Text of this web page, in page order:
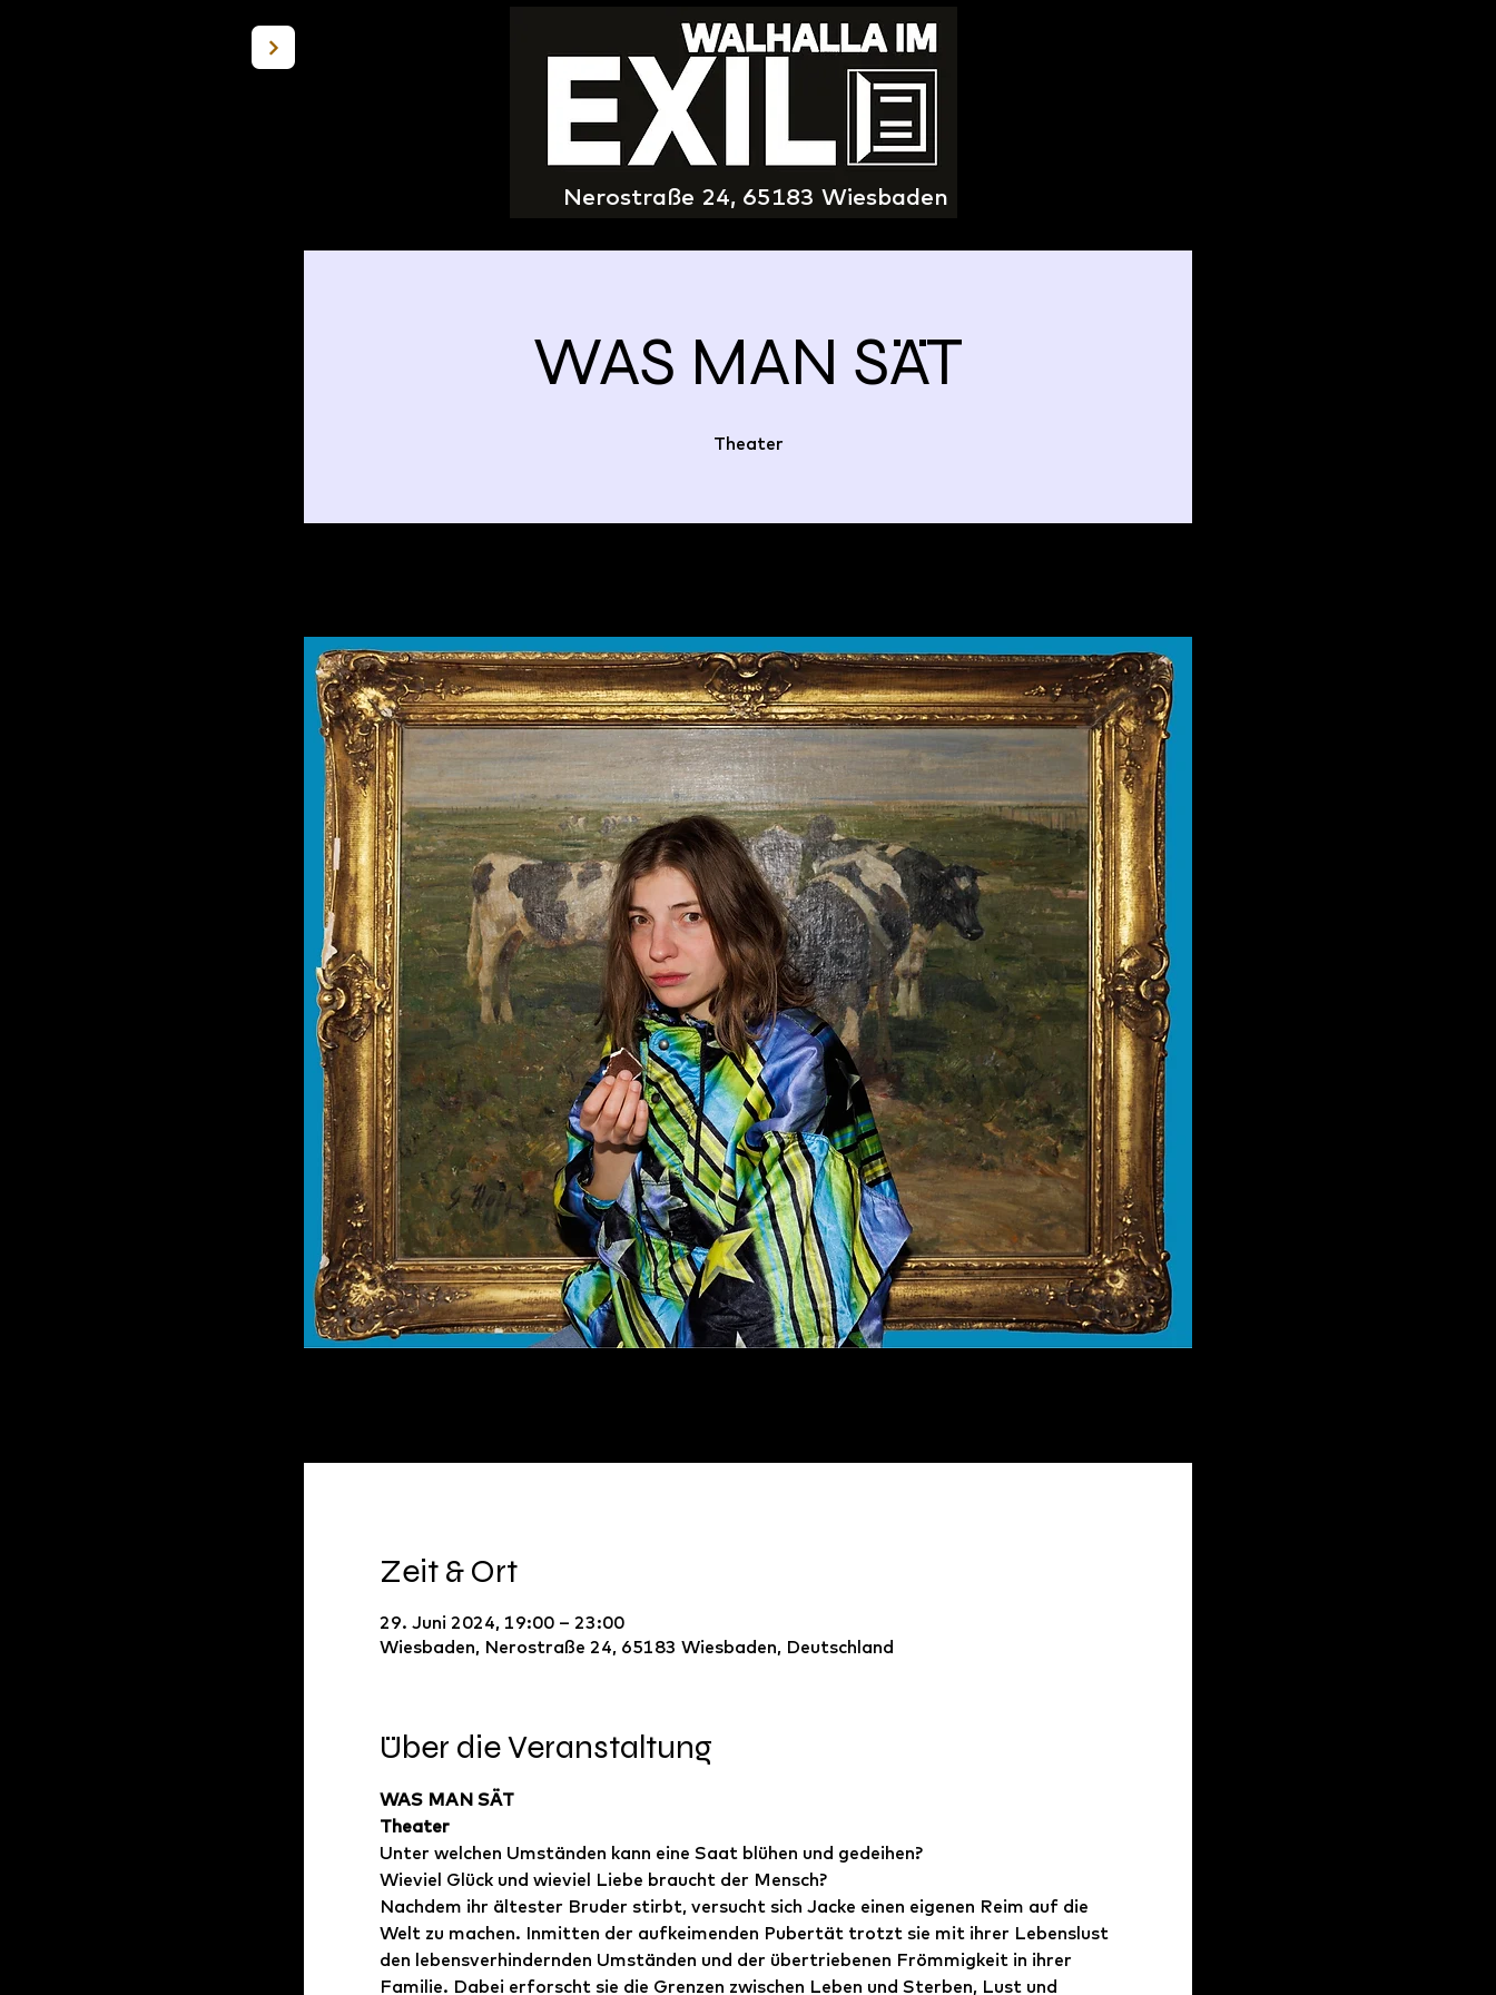
Nerostraße 24, 65183 Wiesbaden
WAS MAN SÄT
Theater
Zeit & Ort
29. Juni 2024, 19:00 – 23:00
Wiesbaden, Nerostraße 24, 65183 Wiesbaden, Deutschland
Über die Veranstaltung
WAS MAN SÄT
Theater
Unter welchen Umständen kann eine Saat blühen und gedeihen?
Wieviel Glück und wieviel Liebe braucht der Mensch?
Nachdem ihr ältester Bruder stirbt, versucht sich Jacke einen eigenen Reim auf die
Welt zu machen. Inmitten der aufkeimenden Pubertät trotzt sie mit ihrer Lebenslust
den lebensverhindernden Umständen und der übertriebenen Frömmigkeit in ihrer
Familie. Dabei erforscht sie die Grenzen zwischen Leben und Sterben, Lust und